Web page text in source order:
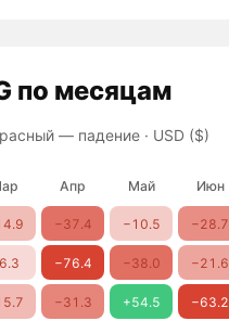
по месяцам
— падение· USD ($)
Апр Май Июн
−37.4 −10.5 −28.7
−76.4 −38.0 −21.6
−31.3 +54.5 −63.2